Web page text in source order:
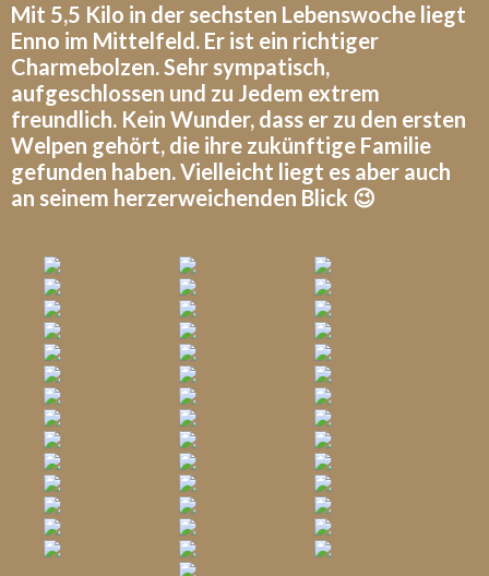
Mit 5,5 Kilo in der sechsten Lebenswoche liegt
Enno im Mittelfeld. Er ist ein richtiger
Charmebolzen. Sehr sympatisch,
aufgeschlossen und zu Jedem extrem
freundlich. Kein Wunder, dass er zu den ersten
Welpen gehört, die ihre zukünftige Familie
gefunden haben. Vielleicht liegt es aber auch
an seinem herzerweichenden Blick 😉